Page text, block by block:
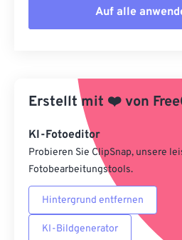
Auf alle
Aus Vorgabe anwenden
Als Vorgabe speichern
Erstellt mit ❤️von
KI-Fotoeditor
Probieren Sie ClipSnap, unsere
Fotobearbeitungstools.
Hintergrund entfernen
KI-Bildgenerator